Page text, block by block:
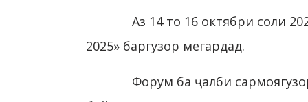
Аз 14 то 16 октябри соли
2025» баргузор мегардад.
Форум ба ҷалби